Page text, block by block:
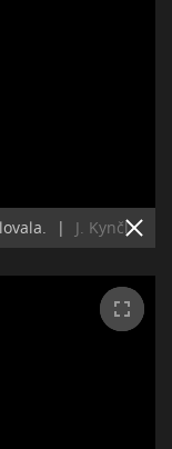
| J. Kynčl